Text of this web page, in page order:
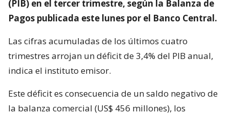
(PIB) en el tercer trimestre, según la Balanza de
Pagos publicada este lunes por el Banco Central.
Las cifras acumuladas de los últimos cuatro
trimestres arrojan un déficit de 3,4% del PIB anual,
indica el instituto emisor.
Este déficit es consecuencia de un saldo negativo de
la balanza comercial (US$ 456 millones), los